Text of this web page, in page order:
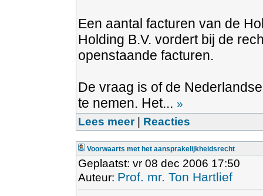
Een aantal facturen van de
Holding B.V. vordert bij de
openstaande facturen.
De vraag is of de
te nemen. Het... »
Lees meer| Reacties
Voorwaarts met het aansprakelijkheidsrecht
Geplaatst: vr 08 dec 2006 17:50
Auteur: Prof. mr. Ton Hartlief